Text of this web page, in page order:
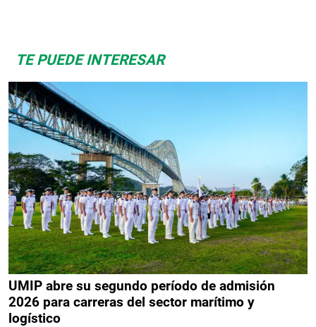
TE PUEDE INTERESAR
UMIP abre su segundo período de admisión
2026 para carreras del sector marítimo y
logístico